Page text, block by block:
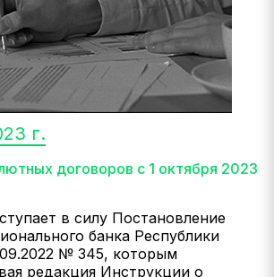
г.
договоров с 1 октября 2023
в силу Постановление
банка Республики
№ 345, которым
редакция Инструкции о